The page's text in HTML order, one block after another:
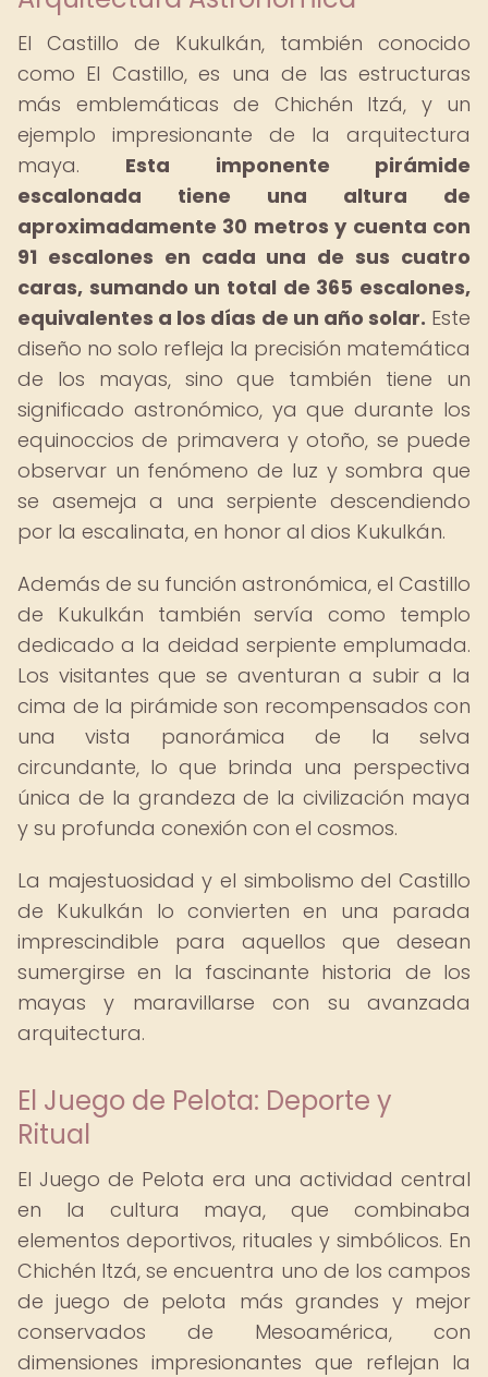
El Castillo de Kukulkán, también conocido
como El Castillo, es una de las estructuras
más emblemáticas de Chichén Itzá, y un
ejemplo impresionante de la arquitectura
maya. Esta imponente pirámide
escalonada tiene una altura de
aproximadamente 30 metros y cuenta con
91 escalones en cada una de sus cuatro
caras, sumando un total de 365 escalones,
equivalentes a los días de un año solar. Este
diseño no solo refleja la precisión matemática
de los mayas, sino que también tiene un
significado astronómico, ya que durante los
equinoccios de primavera y otoño, se puede
observar un fenómeno de luz y sombra que
se asemeja a una serpiente descendiendo
por la escalinata, en honor al dios Kukulkán.
Además de su función astronómica, el Castillo
de Kukulkán también servía como templo
dedicado a la deidad serpiente emplumada.
Los visitantes que se aventuran a subir a la
cima de la pirámide son recompensados con
una vista panorámica de la selva
circundante, lo que brinda una perspectiva
única de la grandeza de la civilización maya
y su profunda conexión con el cosmos.
La majestuosidad y el simbolismo del Castillo
de Kukulkán lo convierten en una parada
imprescindible para aquellos que desean
sumergirse en la fascinante historia de los
mayas y maravillarse con su avanzada
arquitectura.
El Juego de Pelota: Deporte y
Ritual
El Juego de Pelota era una actividad central
en la cultura maya, que combinaba
elementos deportivos, rituales y simbólicos. En
Chichén Itzá, se encuentra uno de los campos
de juego de pelota más grandes y mejor
conservados de Mesoamérica, con
dimensiones impresionantes que reflejan la